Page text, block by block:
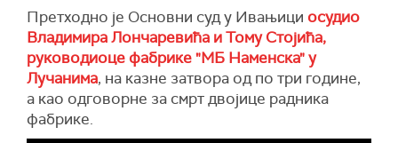
Претходно је Основни суд у Ивањици осудио
Владимира Лончаревића и Тому Стојића,
руководиоце фабрике "МБ Наменска" у
Лучанима, на казне затвора од по три године,
a као одговорне за смрт двојице радника
фабрике.